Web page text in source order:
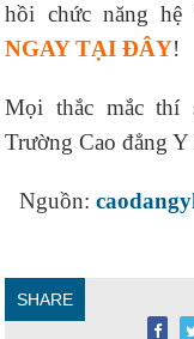
hồi chức năng
NGAY TẠI ĐÂY!
Mọi thắc mắc
Trường Cao đẳng Y
Nguồn:
SHARE